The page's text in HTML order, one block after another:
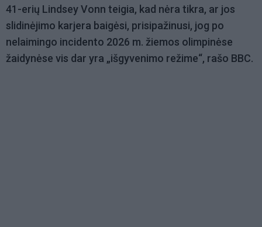
41-erių Lindsey Vonn teigia, kad nėra tikra, ar jos
slidinėjimo karjera baigėsi, prisipažinusi, jog po
nelaimingo incidento 2026 m. žiemos olimpinėse
žaidynėse vis dar yra „išgyvenimo režime“, rašo BBC.